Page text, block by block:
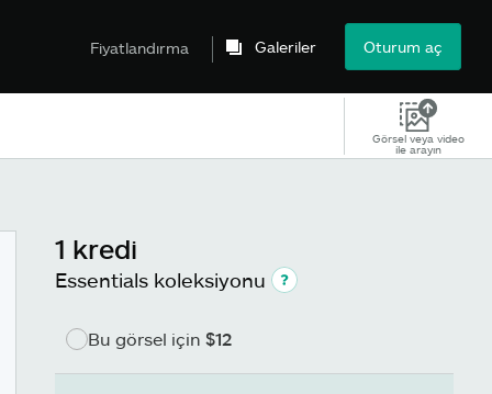
Fiyatlandırma Galeriler Oturum aç
Görsel veya video
ile arayın
1 kredi
Essentials koleksiyonu
Bu görsel için $12